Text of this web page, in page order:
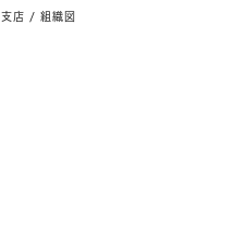
支店 / 組織図